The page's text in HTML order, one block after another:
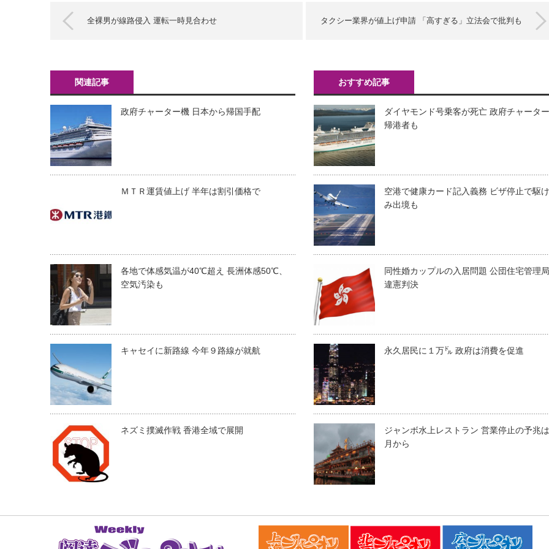
全裸男が線路侵入 運転一時見合わせ タクシー業界が値上げ申請 「高すぎる」立法会で批判も
関連記事
政府チャーター機 日本から帰国手配
ＭＴＲ運賃値上げ 半年は割引価格で
各地で体感気温が40℃超え 長洲体感50℃、
空気汚染も
キャセイに新路線 今年９路線が就航
ネズミ撲滅作戦 香港全域で展開
おすすめ記事
ダイヤモンド号乗客が死亡 政府チャータ
帰港者も
空港で健康カード記入義務 ビザ停止で駆
み出境も
同性婚カップルの入居問題 公団住宅管理
違憲判決
永久居民に１万㌦ 政府は消費を促進
ジャンボ水上レストラン 営業停止の予兆は
月から